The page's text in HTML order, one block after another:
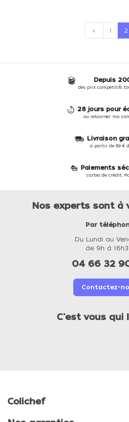
keyboard_arrow_left Précédent
1 2
Depuis
des prix compétitifs
28 jours pour
ou retourner ma
Livraison
à partir de 69 €
Paiements
cartes de crédit,
Nos experts sont à
Par
Du Lundi au
de 9h à
04 66 32
Contactez-
C'est vous qui
Colichef